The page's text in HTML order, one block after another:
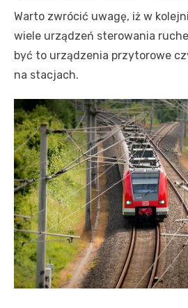
Warto zwrócić uwagę, iż w
wiele urządzeń sterowania
być to urządzenia przytorowe
na stacjach.